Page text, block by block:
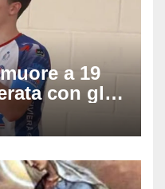
a 19
con gli